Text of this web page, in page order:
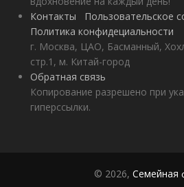
Контакты
Пользовательское
Политика конфидециальности
г. Москва, ЦАО, Басманный,
стр.1, м. Китай-город
Обратная связь
Копирование разрешено при
гиперссылки.
© 2026, Семейная